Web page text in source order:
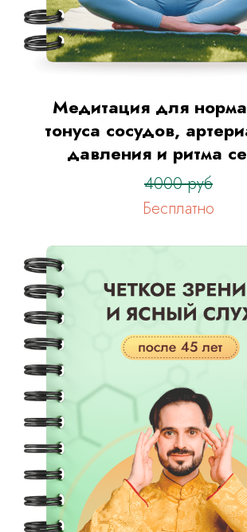
Медитация для
тонуса сосудов,
давления и ритма
4000 руб
Бесплатно